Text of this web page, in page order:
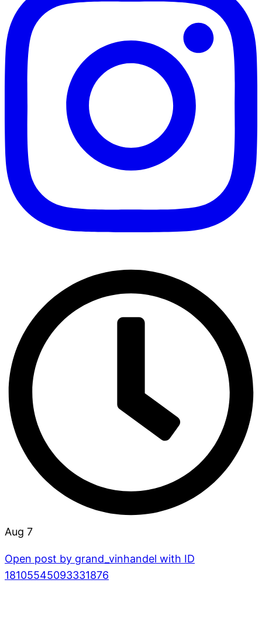
Aug 7
Open post by grand_vinhandel with ID
18105545093331876